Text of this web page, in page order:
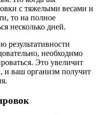
с тяжелыми весами и
то на полное
несколько дней.
необходимо
Это увеличит
и ваш организм получит